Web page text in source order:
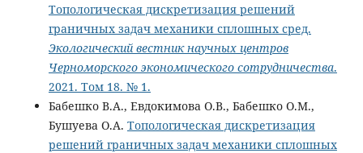
Топологическая дискретизация решений
граничных задач механики сплошных сред.
Экологический вестник научных центров
Черноморского экономического сотрудничества.
2021. Том 18. № 1.
Бабешко В.А., Евдокимова О.В., Бабешко О.М.,
Бушуева О.А. Топологическая дискретизация
решений граничных задач механики сплошных